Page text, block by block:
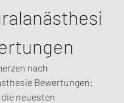
nach
Bewertungen:
neuesten